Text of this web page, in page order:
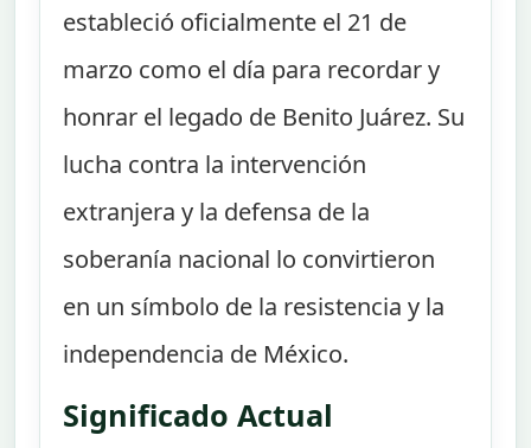
estableció oficialmente el 21 de
marzo como el día para recordar y
honrar el legado de Benito Juárez. Su
lucha contra la intervención
extranjera y la defensa de la
soberanía nacional lo convirtieron
en un símbolo de la resistencia y la
independencia de México.
Significado Actual